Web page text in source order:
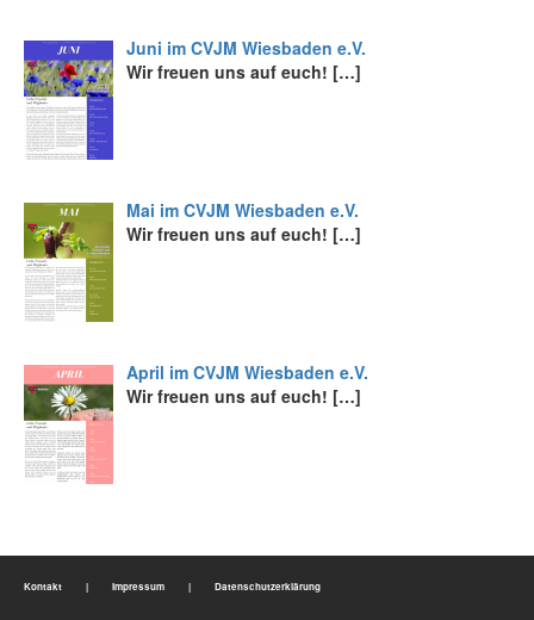
Juni im CVJM Wiesbaden e.V.
Wir freuen uns auf euch! […]
Mai im CVJM Wiesbaden e.V.
Wir freuen uns auf euch! […]
April im CVJM Wiesbaden e.V.
Wir freuen uns auf euch! […]
Kontakt | Impressum | Datenschutzerklärung